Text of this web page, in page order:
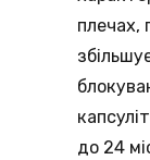
плечах,
до 24